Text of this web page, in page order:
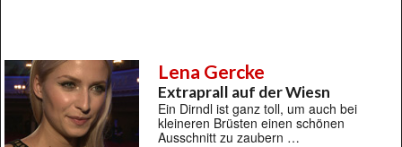
Lena Gercke
Extraprall auf der Wiesn
Ein Dirndl ist ganz toll, um auch bei
kleineren Brüsten einen schönen
Ausschnitt zu zaubern …